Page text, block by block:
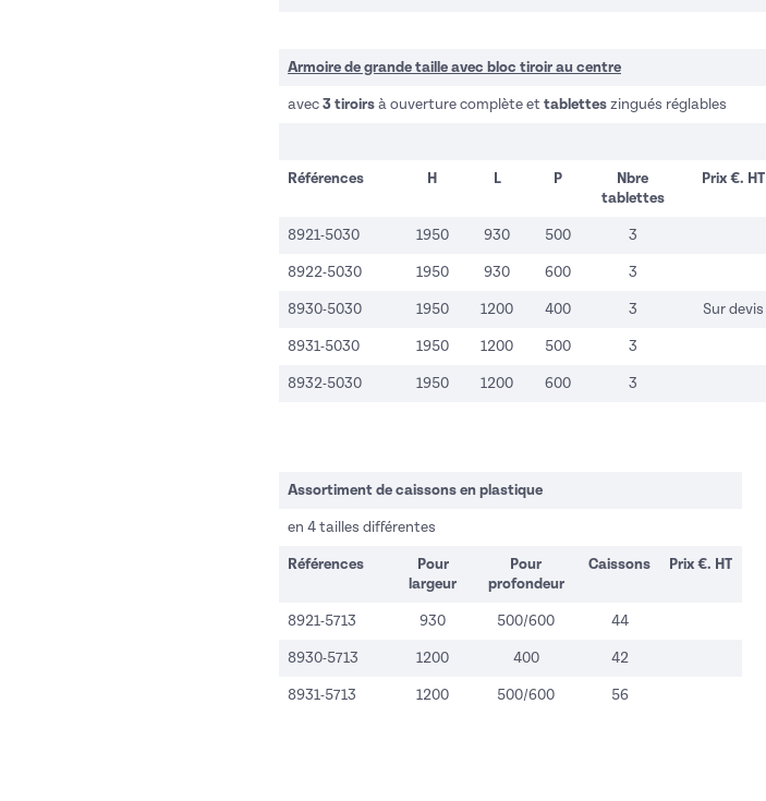
Armoire de grande taille avec bloc tiroir au centre
avec 3 tiroirs à ouverture complète et tablettes zingués réglables
Références H L P
Nbre
tablettes
Prix €. HT
8921-5030 1950 930 500 3
8922-5030 1950 930 600 3
8930-5030 1950 1200 400 3 Sur devis
8931-5030 1950 1200 500 3
8932-5030 1950 1200 600 3
Assortiment de caissons en plastique
en 4 tailles différentes
Références
Pour
largeur
Pour
profondeur
Caissons Prix €. HT
8921-5713 930 500/600 44
8930-5713 1200 400 42
8931-5713 1200 500/600 56